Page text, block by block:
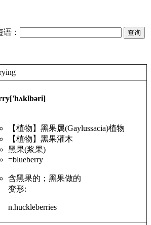
：
['hʌklbəri]
【植物】黑果属(Gaylussacia)植物
【植物】黑果灌木
黑果(浆果)
=blueberry
含黑果的；黑果做的
变形:
n.huckleberries